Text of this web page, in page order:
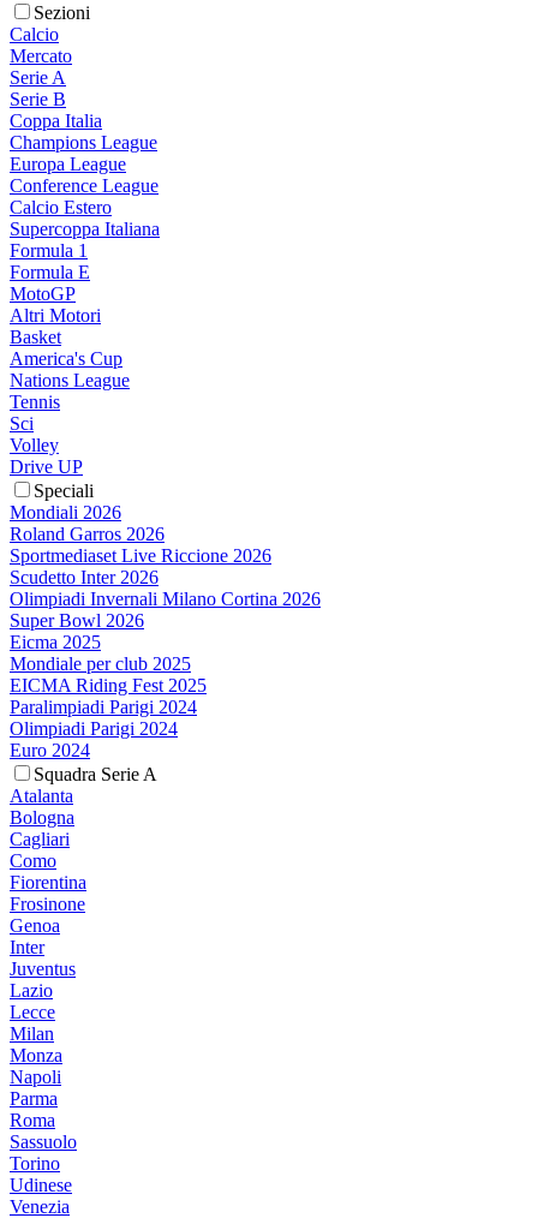
Sezioni
Calcio
Mercato
Serie A
Serie B
Coppa Italia
Champions League
Europa League
Conference League
Calcio Estero
Supercoppa Italiana
Formula 1
Formula E
MotoGP
Altri Motori
Basket
America's Cup
Nations League
Tennis
Sci
Volley
Drive UP
Speciali
Mondiali 2026
Roland Garros 2026
Sportmediaset Live Riccione 2026
Scudetto Inter 2026
Olimpiadi Invernali Milano Cortina 2026
Super Bowl 2026
Eicma 2025
Mondiale per club 2025
EICMA Riding Fest 2025
Paralimpiadi Parigi 2024
Olimpiadi Parigi 2024
Euro 2024
Squadra Serie A
Atalanta
Bologna
Cagliari
Como
Fiorentina
Frosinone
Genoa
Inter
Juventus
Lazio
Lecce
Milan
Monza
Napoli
Parma
Roma
Sassuolo
Torino
Udinese
Venezia